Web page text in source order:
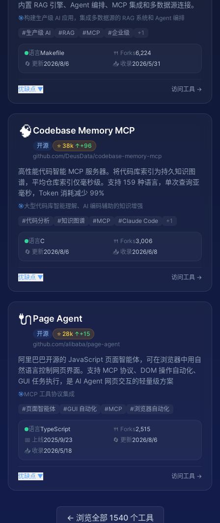
内置 RAG 引擎、Agent 编排、MCP 集成和多数据源连接。
🎯构建生产级 AI 应用，集成多数据源的 RAG 系统和 Agent 编排
#生产级 AI #RAG #MCP #企业级 +1
语言Makefile 🍴 Forks6,224
🔄 更新2026/8/6 📥 收录2026/5/31
优缺点 ▼ 访问工具 →
🧠Codebase Memory MCP
开源 ⭐ 38k ↑+96
github.com/DeusData/codebase-memory-mcp
高性能代码智能 MCP 服务器。将代码库索引为持久知识图
谱，平均仓库索引仅毫秒级。支持 159 种语言，单次查询亚
毫秒，Token 消耗减少 99%
🎯大型代码库智能理解、AI 编码辅助的知识增强
#代码分析 #知识图谱 #MCP #Claude Code +1
语言C 🍴 Forks3,006
🔄 更新2026/8/6 📥 收录2026/6/8
优缺点 ▼ 访问工具 →
🔌Page Agent
开源 ⭐ 28k ↑+15
github.com/alibaba/page-agent
阿里巴巴开源的 JavaScript 页面智能体，可在浏览器中用自
然语言控制网页界面。支持 MCP 协议、DOM 操作自动化、
GUI 任务执行，是 AI Agent 网页交互的轻量级方案
🎯MCP 工具协议集成
#页面智能体 #GUI 自动化 #MCP #浏览器自动化
语言TypeScript 🍴 Forks2,515
📅 上线2025/9/23 🔄 更新2026/8/6
📥 收录2026/5/18
优缺点 ▼ 访问工具 →
← 浏览全部 1540个工具